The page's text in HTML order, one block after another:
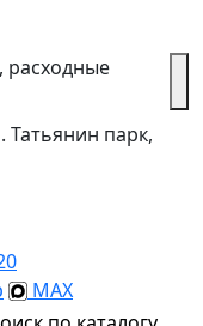
расходные
Татьянин парк,
MAX